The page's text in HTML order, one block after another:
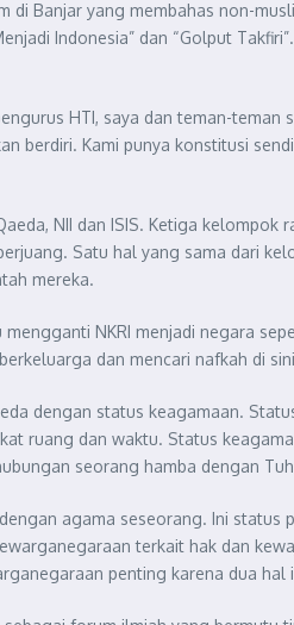
di Banjar yang membahas non-
Indonesia” dan “Golput
HTI, saya dan teman-
berdiri. Kami punya konstitusi
NII dan ISIS. Ketiga
Satu hal yang sama dari
mereka.
NKRI menjadi negara
dan mencari nafkah di
dengan status keagamaan.
ruang dan waktu. Status
seorang hamba dengan
agama seseorang. Ini
terkait hak dan
penting karena dua